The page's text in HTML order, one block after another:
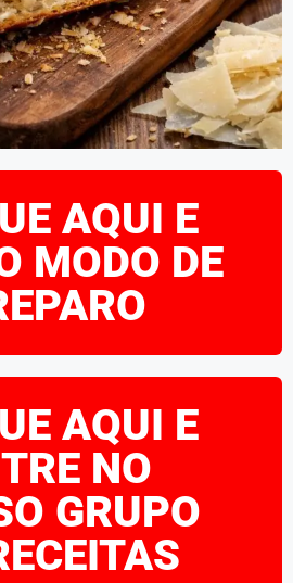
AQUI E
MODO DE
AQUI E
NO
GRUPO